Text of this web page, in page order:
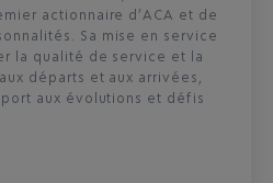
actionnaire d’ACA et de
Sa mise en service
la qualité de service et la
départs et aux arrivées,
aux évolutions et défis